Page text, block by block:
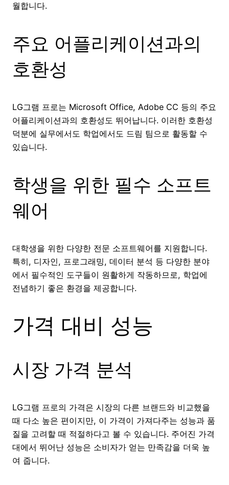
월합니다.
주요 어플리케이션과의
호환성
LG그램 프로는 Microsoft Office, Adobe CC 등의 주요
어플리케이션과의 호환성도 뛰어납니다. 이러한 호환성
덕분에 실무에서도 학업에서도 드림 팀으로 활동할 수
있습니다.
학생을 위한 필수 소프트
웨어
대학생을 위한 다양한 전문 소프트웨어를 지원합니다.
특히, 디자인, 프로그래밍, 데이터 분석 등 다양한 분야
에서 필수적인 도구들이 원활하게 작동하므로, 학업에
전념하기 좋은 환경을 제공합니다.
가격 대비 성능
시장 가격 분석
LG그램 프로의 가격은 시장의 다른 브랜드와 비교했을
때 다소 높은 편이지만, 이 가격이 가져다주는 성능과 품
질을 고려할 때 적절하다고 볼 수 있습니다. 주어진 가격
대에서 뛰어난 성능은 소비자가 얻는 만족감을 더욱 높
여 줍니다.